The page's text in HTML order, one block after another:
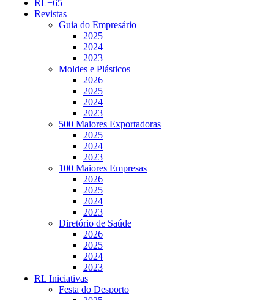
RL+65
Revistas
Guia do Empresário
2025
2024
2023
Moldes e Plásticos
2026
2025
2024
2023
500 Maiores Exportadoras
2025
2024
2023
100 Maiores Empresas
2026
2025
2024
2023
Diretório de Saúde
2026
2025
2024
2023
RL Iniciativas
Festa do Desporto